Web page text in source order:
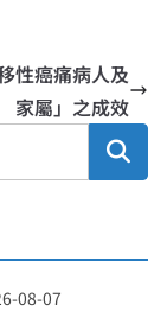
性癌痛病人及
家屬」之成效
08-07